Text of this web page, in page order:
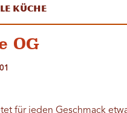
Küche
OG
für jeden Geschmack